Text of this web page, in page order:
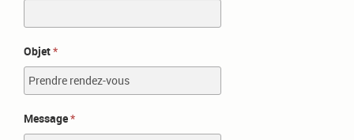
Objet
Message